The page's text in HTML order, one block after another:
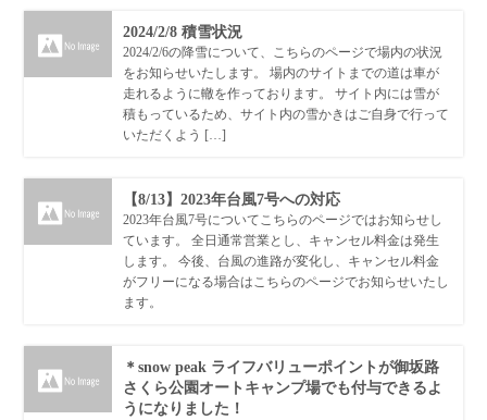
2024/2/8 積雪状況
2024/2/6の降雪について、こちらのページで場内の状況
をお知らせいたします。 場内のサイトまでの道は車が
走れるように轍を作っております。 サイト内には雪が
積もっているため、サイト内の雪かきはご自身で行って
いただくよう […]
【8/13】2023年台風7号への対応
2023年台風7号についてこちらのページではお知らせし
ています。 全日通常営業とし、キャンセル料金は発生
します。 今後、台風の進路が変化し、キャンセル料金
がフリーになる場合はこちらのページでお知らせいたし
ます。
＊snow peak ライフバリューポイントが御坂路
さくら公園オートキャンプ場でも付与できるよ
うになりました！